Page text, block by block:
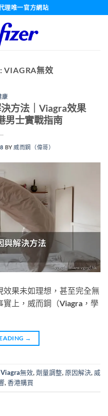
理唯一官方網站
VIAGRA無效
康
方法｜Viagra效果
男士實戰指南
BY 威而鋼（偉哥）
果未如理想，甚至完全無
實上，威而鋼（Viagra，學
→
Viagra無效,劑量調整, 原因解決, 威
,香港購買